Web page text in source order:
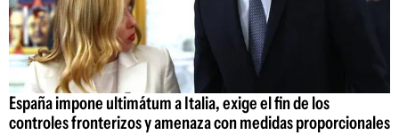
España impone ultimátum a Italia, exige el fin de los
controles fronterizos y amenaza con medidas proporcionales